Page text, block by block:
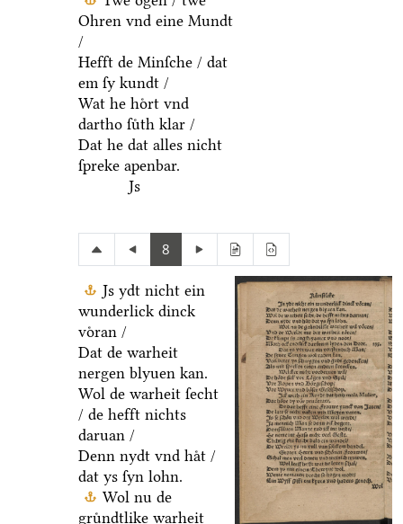
Ohren vnd eine Mundt
/
Hefft de Minſche / dat
em ſy kundt /
Wat he hoͤrt vnd
dartho ſuͤth klar /
Dat he dat alles nicht
ſpreke apenbar.
Js
8
Js ydt nicht ein
wunderlick dinck
voͤran /
Dat de warheit
nergen blyuen kan.
Wol de warheit ſecht
/ de hefft nichts
daruan /
Denn nydt vnd haͤt /
dat ys ſyn lohn.
Wol nu de
gruͤndtlike warheit